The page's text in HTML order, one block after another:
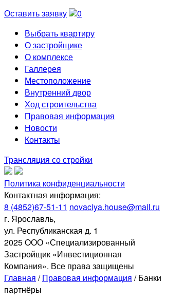
Оставить заявку
0
Выбрать квартиру
О застройщике
О комплексе
Галлерея
Местоположение
Внутренний двор
Ход строительства
Правовая информация
Новости
Контакты
Трансляция со стройки
Политика конфиденциальности
Контактная информация:
8 (4852)67-51-11 novaciya.house@mail.ru
г. Ярославль,
ул. Республиканская д. 1
2025 ООО «Специализированный
Застройщик «Инвестиционная
Компания». Все права защищены
Главная /Правовая информация /Банки
партнёры